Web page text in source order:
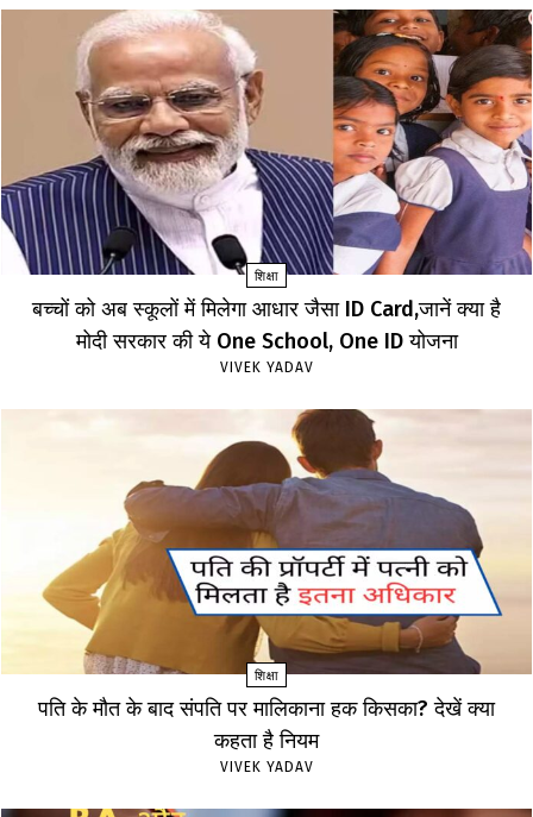
शिक्षा
बच्चों को अब स्कूलों में मिलेगा आधार जैसा ID Card,जानें क्या है
मोदी सरकार की ये One School, One ID योजना
VIVEK YADAV
शिक्षा
पति के मौत के बाद संपति पर मालिकाना हक किसका? देखें क्या
कहता है नियम
VIVEK YADAV